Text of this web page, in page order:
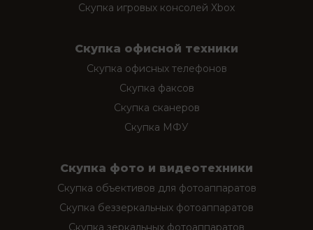
Скупка игровых консолей Xbox
Скупка офисной техники
Скупка офисных телефонов
Скупка факсов
Скупка сканеров
Скупка МФУ
Скупка фото и видеотехники
Скупка объективов для фотоаппаратов
Скупка беззеркальных фотоаппаратов
Скупка зеркальных фотоаппаратов